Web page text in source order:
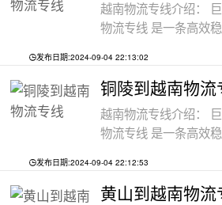
越南物流专线介绍：
物流专线 是一条高效
发布日期:2024-09-04 22:13:02
铜陵到越南物流
越南物流专线介绍：
物流专线 是一条高效
发布日期:2024-09-04 22:12:53
黄山到越南物流